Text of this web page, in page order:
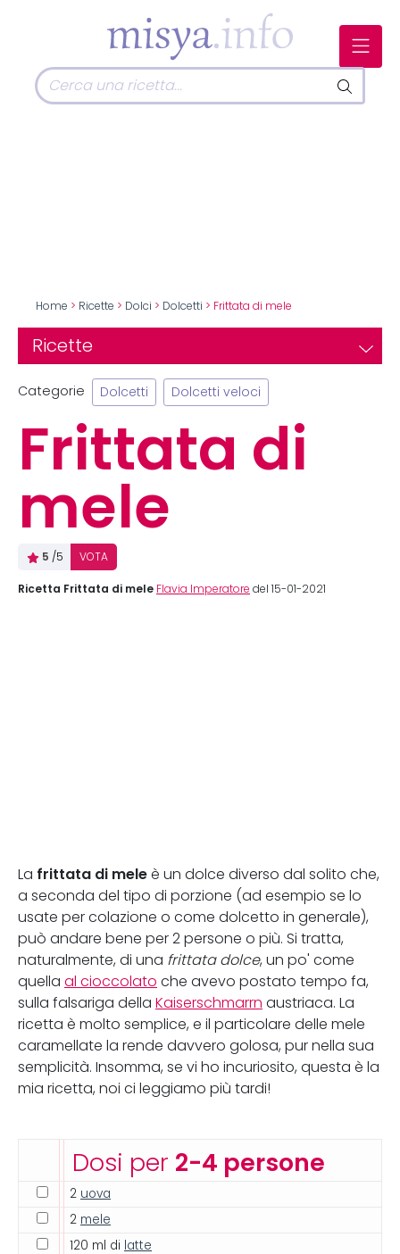
Home > Ricette > Dolci > Dolcetti > Frittata di mele
Ricette
Categorie Dolcetti Dolcetti veloci
Frittata di
mele
5 /5 VOTA
Ricetta Frittata di mele Flavia Imperatore del 15-01-2021
La frittata di mele è un dolce diverso dal solito che,
a seconda del tipo di porzione (ad esempio se lo
usate per colazione o come dolcetto in generale),
può andare bene per 2 persone o più. Si tratta,
naturalmente, di una frittata dolce, un po' come
quella al cioccolato che avevo postato tempo fa,
sulla falsariga della Kaiserschmarrn austriaca. La
ricetta è molto semplice, e il particolare delle mele
caramellate la rende davvero golosa, pur nella sua
semplicità. Insomma, se vi ho incuriosito, questa è la
mia ricetta, noi ci leggiamo più tardi!
Dosi per 2-4 persone
2 uova
2 mele
120 ml di latte